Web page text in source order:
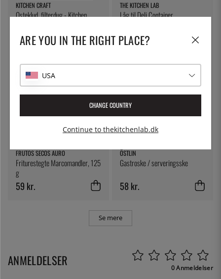
KITCHEN CRAFT
Osteklud, filterdug - Kitchen
61 kr.
THE KITCHEN LAB
Låg til Deli Container
4 kr.
FRUTOS SECOS AURO
Friturestegte Marcomandler, 125
g
59 kr.
ÖSTLIN
Gastroske / serveringsske
58 kr.
Se mere
ANMELDELSER 0 Anmeldelser
ARE YOU IN THE RIGHT PLACE?
USA
CHANGE COUNTRY
Continue to thekitchenlab.dk